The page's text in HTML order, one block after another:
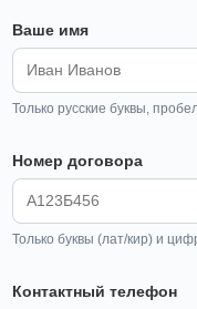
Ваше имя
Только русские буквы,
Номер договора
Только буквы (лат/кир) и
Контактный телефон